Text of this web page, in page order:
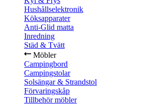
Hushållselektronik
Köksapparater
Anti-Glid matta
Inredning
Städ & Tvätt
Möbler
Campingbord
Campingstolar
Solsängar & Strandstol
Förvaringskåp
Tillbehör möbler